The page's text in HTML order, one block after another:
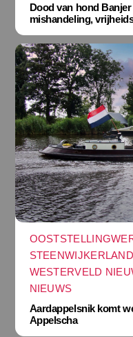
Dood van hond
mishandeling,
WESTERVELD
NIEUWS
Aardappelsnik komt
Appelscha